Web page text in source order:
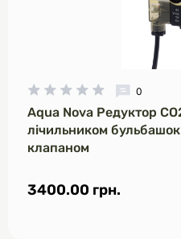
0
Aqua Nova Редуктор
лічильником
клапаном
3400.00 грн.